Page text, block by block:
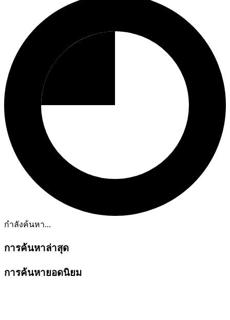
กำลังค้นหา...
การค้นหาล่าสุด
การค้นหายอดนิยม